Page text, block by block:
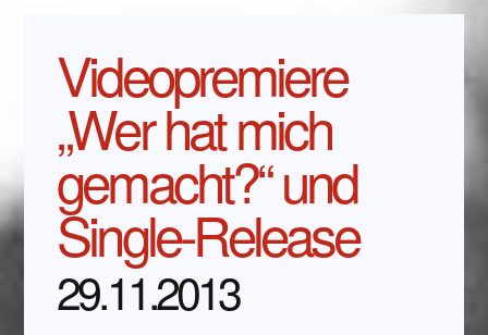
Videopremiere
„Wer hat mich
gemacht?“ und
Single-Release
29.11.2013